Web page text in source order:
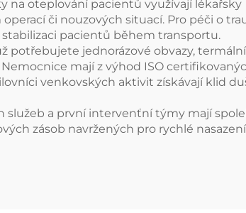
na oteplování pacientů využívají lékařsky
či nouzových situací. Pro péči o
pacientů během transportu.
potřebujete jednorázové obvazy,
mají z výhod ISO
venkovských aktivit získávají klid
služeb a první intervenťní týmy mají
zásob navržených pro rychlé